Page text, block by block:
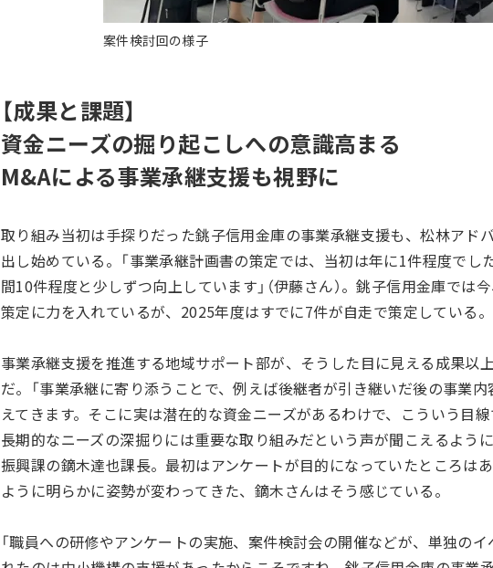
案件検討回の様子
【成果と課題】
資金ニーズの掘り起こしへの意識高まる
M&Aによる事業承継支援も視野に
取り組み当初は手探りだった銚子信用金庫の事業承継支援も、松林アド
出し始めている。「事業承継計画書の策定では、当初は年に1件程度で
間10件程度と少しずつ向上しています」（伊藤さん）。銚子信用金庫で
策定に力を入れているが、2025年度はすでに7件が自走で策定している。
事業承継支援を推進する地域サポート部が、そうした目に見える成果以
だ。「事業承継に寄り添うことで、例えば後継者が引き継いだ後の事業
えてきます。そこに実は潜在的な資金ニーズがあるわけで、こういう目
長期的なニーズの深掘りには重要な取り組みだという声が聞こえるよう
振興課の鏑木達也課長。最初はアンケートが目的になっていたところは
ように明らかに姿勢が変わってきた、鏑木さんはそう感じている。
「職員への研修やアンケートの実施、案件検討会の開催などが、単独の